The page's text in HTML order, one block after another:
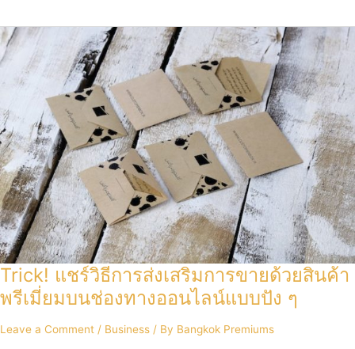
Trick! แชร์วิธีการส่งเสริมการขายด้วยสินค้า
พรีเมี่ยมบนช่องทางออนไลน์แบบปัง ๆ
Leave a Comment / Business / By Bangkok Premiums